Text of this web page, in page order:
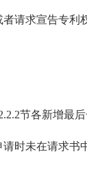
请求宣告专利
节各新增最后
时未在请求